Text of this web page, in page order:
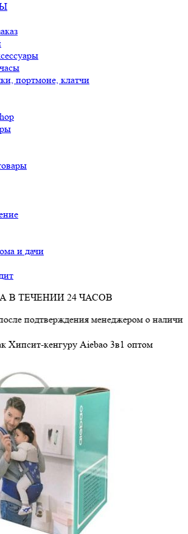
портмоне, клатчи
и дачи
В ТЕЧЕНИИ 24 ЧАСОВ
менеджером о наличии
Хипсит-кенгуру Aiebao 3в1 оптом